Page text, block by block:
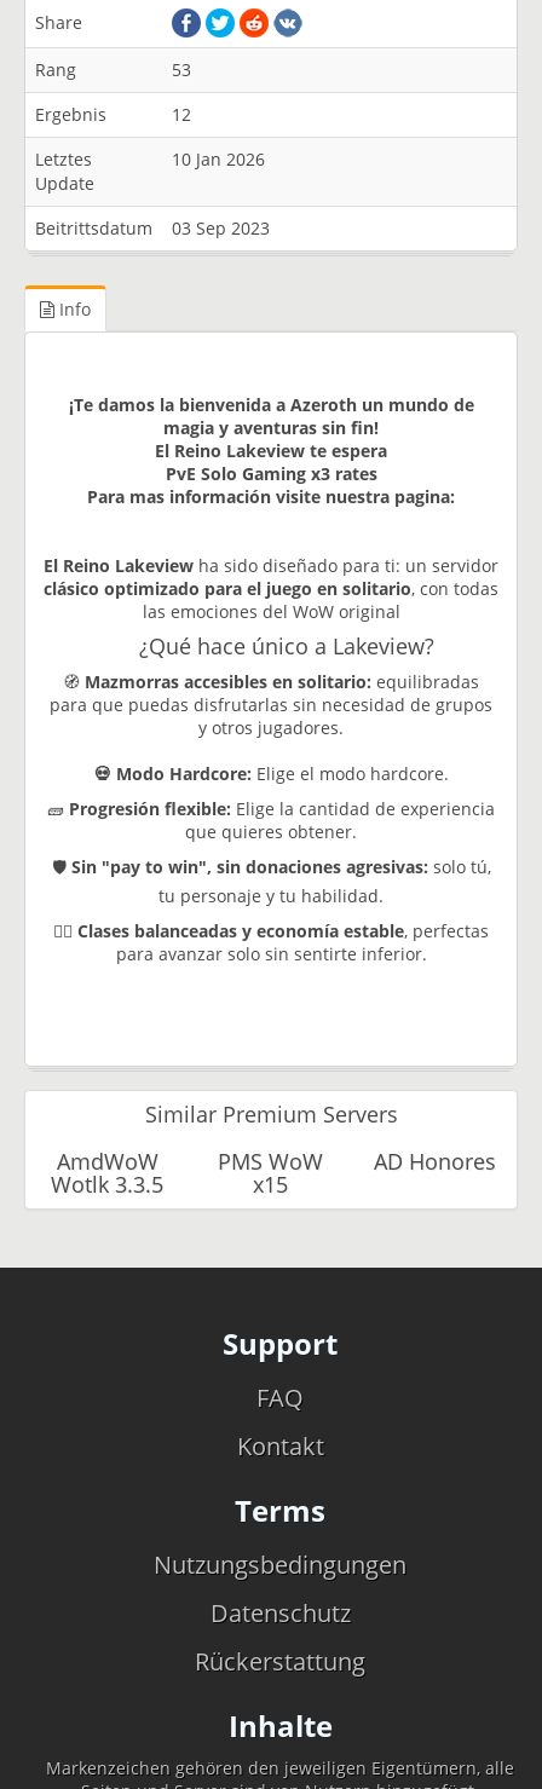
Share
Rang
53
Ergebnis
12
Letztes
Update
10 Jan 2026
Beitrittsdatum 03 Sep 2023
Info
¡Te damos la bienvenida a Azeroth un mundo de
magia y aventuras sin fin!
El Reino Lakeview te espera
PvE Solo Gaming x3 rates
Para mas información visite nuestra pagina:
El Reino Lakeview ha sido diseñado para ti: un servidor
clásico optimizado para el juego en solitario, con todas
las emociones del WoW original
¿Qué hace único a Lakeview?
🧭 Mazmorras accesibles en solitario: equilibradas
para que puedas disfrutarlas sin necesidad de grupos
y otros jugadores.
💀 Modo Hardcore: Elige el modo hardcore.
🧱 Progresión flexible: Elige la cantidad de experiencia
que quieres obtener.
🛡️ Sin "pay to win", sin donaciones agresivas: solo tú,
tu personaje y tu habilidad.
🧙‍♂️ Clases balanceadas y economía estable, perfectas
para avanzar solo sin sentirte inferior.
Similar Premium Servers
AmdWoW
Wotlk 3.3.5
PMS WoW
x15
AD Honores
Support
FAQ
Kontakt
Terms
Nutzungsbedingungen
Datenschutz
Rückerstattung
Inhalte
Markenzeichen gehören den jeweiligen Eigentümern, alle